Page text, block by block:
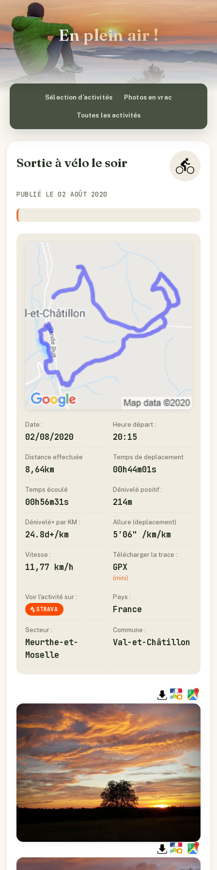
En plein air !
Sélection d’activités Photos en vrac
Toutes les activités
Sortie à vélo le soir
PUBLIÉ LE 02 AOÛT 2020
Date :
02/08/2020
Heure départ :
20:15
Distance effectuée
8,64km
Temps de deplacement
00h44m01s
Temps écoulé
00h56m31s
Dénivelé positif :
214m
Dénivelé+ par KM :
24.8d+/km
Allure (deplacement)
5'06" /km/km
Vitesse :
11,77 km/h
Télécharger la trace :
GPX
(mini)
Voir l'activité sur :
STRAVA
Pays :
France
Secteur :
Meurthe-et-
Moselle
Commune :
Val-et-Châtillon